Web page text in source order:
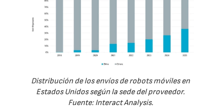
Distribución de los envíos de robots móviles en
Estados Unidos según la sede del proveedor.
Fuente: Interact Analysis.